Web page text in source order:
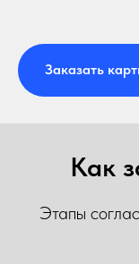
Заказать
Как
Этапы